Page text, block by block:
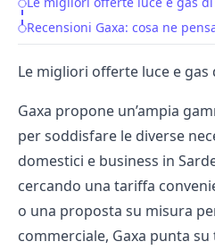
Table of Contents
Recensioni Gaxa: cosa ne
Le migliori offerte luce e gas
Gaxa propone un’ampia
per soddisfare le diverse
domestici e business in
cercando una tariffa
o una proposta su misura
commerciale, Gaxa punta